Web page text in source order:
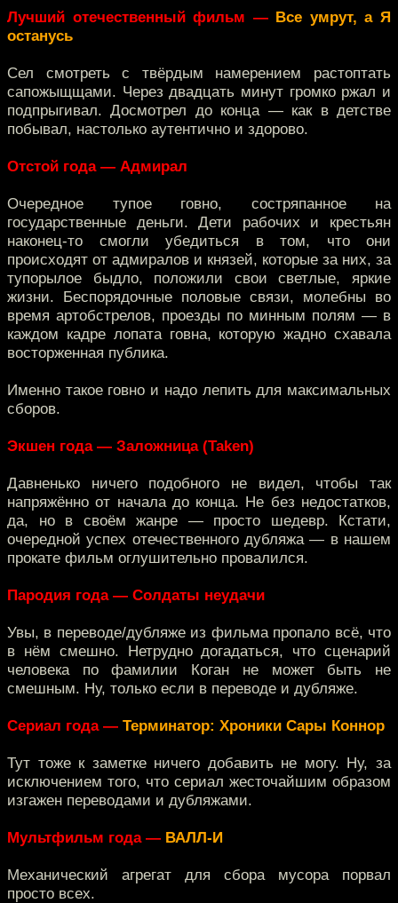
Лучший отечественный фильм — Все умрут, а Я
останусь
Сел смотреть с твёрдым намерением растоптать
сапожыщщами. Через двадцать минут громко ржал и
подпрыгивал. Досмотрел до конца — как в детстве
побывал, настолько аутентично и здорово.
Отстой года — Адмирал
Очередное тупое говно, состряпанное на
государственные деньги. Дети рабочих и крестьян
наконец-то смогли убедиться в том, что они
происходят от адмиралов и князей, которые за них, за
тупорылое быдло, положили свои светлые, яркие
жизни. Беспорядочные половые связи, молебны во
время артобстрелов, проезды по минным полям — в
каждом кадре лопата говна, которую жадно схавала
восторженная публика.
Именно такое говно и надо лепить для максимальных
сборов.
Экшен года — Заложница (Taken)
Давненько ничего подобного не видел, чтобы так
напряжённо от начала до конца. Не без недостатков,
да, но в своём жанре — просто шедевр. Кстати,
очередной успех отечественного дубляжа — в нашем
прокате фильм оглушительно провалился.
Пародия года — Солдаты неудачи
Увы, в переводе/дубляже из фильма пропало всё, что
в нём смешно. Нетрудно догадаться, что сценарий
человека по фамилии Коган не может быть не
смешным. Ну, только если в переводе и дубляже.
Сериал года — Терминатор: Хроники Сары Коннор
Тут тоже к заметке ничего добавить не могу. Ну, за
исключением того, что сериал жесточайшим образом
изгажен переводами и дубляжами.
Мультфильм года — ВАЛЛ-И
Механический агрегат для сбора мусора порвал
просто всех.